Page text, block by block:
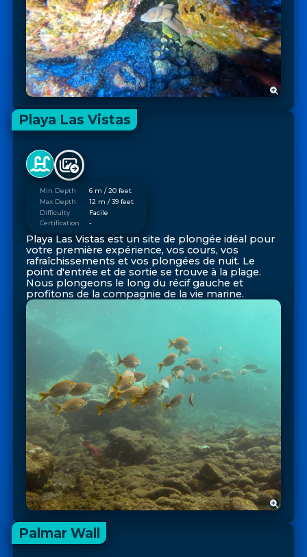
Playa Las Vistas
Min Depth
6 m / 20 feet
Max Depth
12 m / 39 feet
Difficulty
Facile
Certification
-
Playa Las Vistas est un site de plongée idéal pour
votre première expérience, vos cours, vos
rafraîchissements et vos plongées de nuit. Le
point d'entrée et de sortie se trouve à la plage.
Nous plongeons le long du récif gauche et
profitons de la compagnie de la vie marine.
Palmar Wall